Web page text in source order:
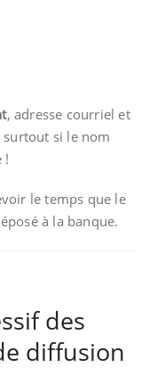
, adresse courriel et
si le nom
!
le temps que le
à la banque.
des
diffusion